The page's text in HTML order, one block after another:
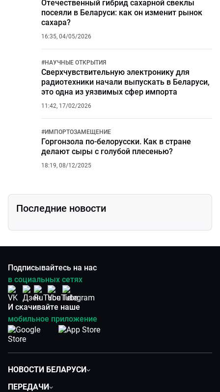
Отечественный гибрид сахарной свеклы
посеяли в Беларуси: как он изменит рынок
сахара?
16:35, 04/05/2026
#НАУЧНЫЕ ОТКРЫТИЯ
Сверхчувствительную электронику для
радиотехники начали выпускать в Беларуси,
это одна из уязвимых сфер импорта
11:42, 17/02/2026
#ИМПОРТОЗАМЕЩЕНИЕ
Горгонзола по-белорусски. Как в стране
делают сыры с голубой плесенью?
18:19, 08/12/2025
Последние новости
Подписывайтесь на нас
в социальных сетях
И скачивайте наше
мобильное приложение
НОВОСТИ БЕЛАРУСИ
ПЕРЕДАЧИ